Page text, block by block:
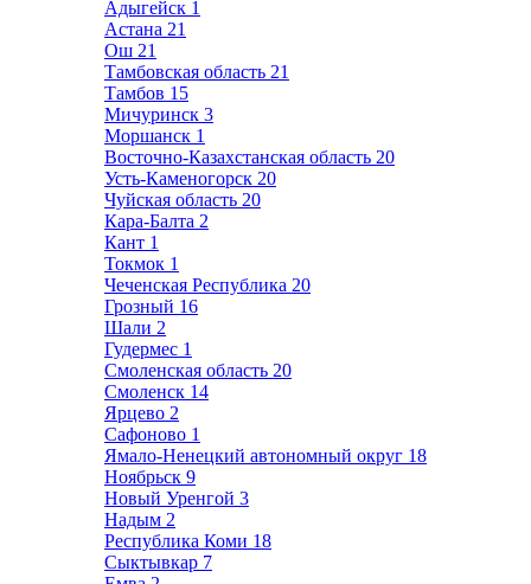
Адыгейск 1
Астана 21
Ош 21
Тамбовская область 21
Тамбов 15
Мичуринск 3
Моршанск 1
Восточно-Казахстанская область 20
Усть-Каменогорск 20
Чуйская область 20
Кара-Балта 2
Кант 1
Токмок 1
Чеченская Республика 20
Грозный 16
Шали 2
Гудермес 1
Смоленская область 20
Смоленск 14
Ярцево 2
Сафоново 1
Ямало-Ненецкий автономный округ 18
Ноябрьск 9
Новый Уренгой 3
Надым 2
Республика Коми 18
Сыктывкар 7